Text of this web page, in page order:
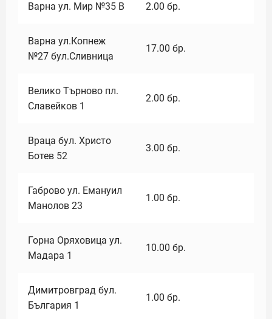
Варна ул. Мир №35 В 2.00 бр.
Варна ул.Копнеж
№27 бул.Сливница
17.00 бр.
Велико Търново пл.
Славейков 1
2.00 бр.
Враца бул. Христо
Ботев 52
3.00 бр.
Габрово ул. Емануил
Манолов 23
1.00 бр.
Горна Оряховица ул.
Мадара 1
10.00 бр.
Димитровград бул.
България 1
1.00 бр.